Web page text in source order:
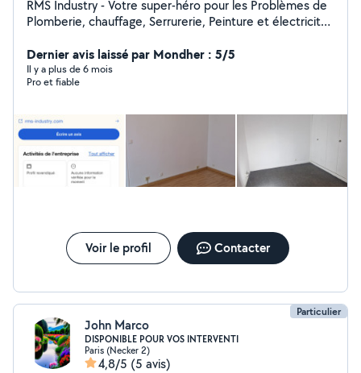
RMS Industry - Votre super-héro pour les Problèmes de
Plomberie, chauffage, Serrurerie, Peinture et électricité
nombreuses maisons de la noyade et de nombreuses
serrures de la détresses ! Vous cherchez un prix
abordable ? Je suis votre solution ! Chez RMS Industry,
Dernier avis laissé par Mondher : 5/5
Il y a plus de 6 mois
Pro et fiable
Voir le profil Contacter
Particulier
John Marco
DISPONIBLE POUR VOS INTERVENTI
Paris (Necker 2)
4,8/5 (5 avis)